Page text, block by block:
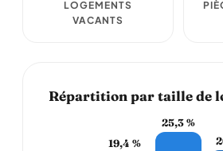
LOGEMENTS
VACANTS
Répartition par taille de
19,4 %
25,3 %